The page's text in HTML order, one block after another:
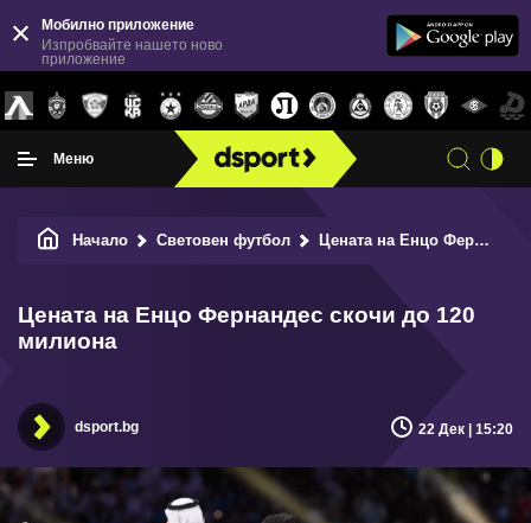
Мобилно приложение
Изпробвайте нашето ново
приложение
Меню
Начало Световен футбол Цената на Енцо Фернандес скочи до 120 милиона
Цената на Енцо Фернандес скочи до 120
милиона
dsport.bg 22 Дек | 15:20